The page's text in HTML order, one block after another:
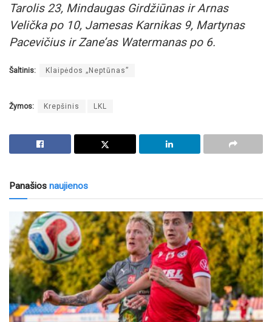
Tarolis 23, Mindaugas Girdžiūnas ir Arnas
Velička po 10, Jamesas Karnikas 9, Martynas
Pacevičius ir Zane’as Watermanas po 6.
Šaltinis: Klaipėdos „Neptūnas”
Žymos: Krepšinis LKL
Panašios naujienos